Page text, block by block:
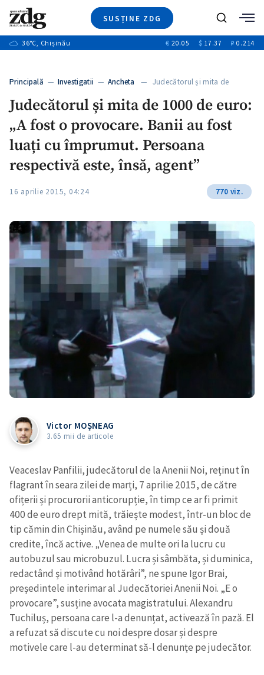
SUSȚINE ZDG
Ştiri
+11
Video
Special
+1
Blog
Caută
36°C, Chișinău € 20.05 $ 17.37 ₽ 0.214
Principală — Investigatii — Ancheta
— Judecătorul și mita de
Judecătorul și mita de 1000 de euro:
„A fost o provocare. Banii au fost
luați cu împrumut. Persoana
respectivă este, însă, agent”
16 aprilie 2015, 04:24 770 viz.
Victor MOŞNEAG
3.65 mii de articole
Veaceslav Panfilii, judecătorul de la Anenii Noi, reținut în
flagrant în seara zilei de marți, 7 aprilie 2015, de către
ofițerii și procurorii anticorupție, în timp ce ar fi primit
400 de euro drept mită, trăiește modest, într-un bloc de
tip cămin din Chișinău, având pe numele său și două
credite, încă active. „Venea de multe ori la lucru cu
autobuzul sau microbuzul. Lucra și sâmbăta, și duminica,
redactând și motivând hotărâri”, ne spune Igor Brai,
președintele interimar al Judecătoriei Anenii Noi. „E o
provocare”, susține avocata magistratului. Alexandru
Tuchiluș, persoana care l-a denunțat, activează în pază. El
a refuzat să discute cu noi despre dosar și despre
motivele care l-au determinat să-l denunțe pe judecător.